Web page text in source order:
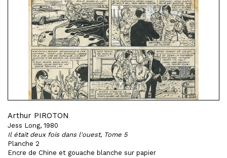
Arthur PIROTON
Jess Long, 1980
Il était deux fois dans l'ouest, Tome 5
Planche 2
Encre de Chine et gouache blanche sur papier